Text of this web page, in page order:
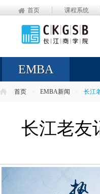
首页 课程系统
EMBA
首页 EMBA新闻 长江
长江老友